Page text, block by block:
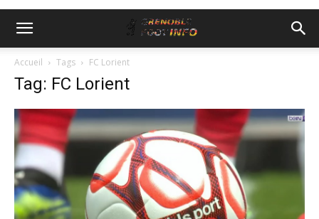
Accueil Tags FC Lorient
Tag: FC Lorient